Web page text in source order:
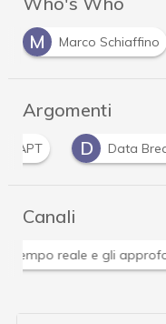
M
Marco Schiaffino
Argomenti
D
Data Breach
Canali
Attacchi hacker